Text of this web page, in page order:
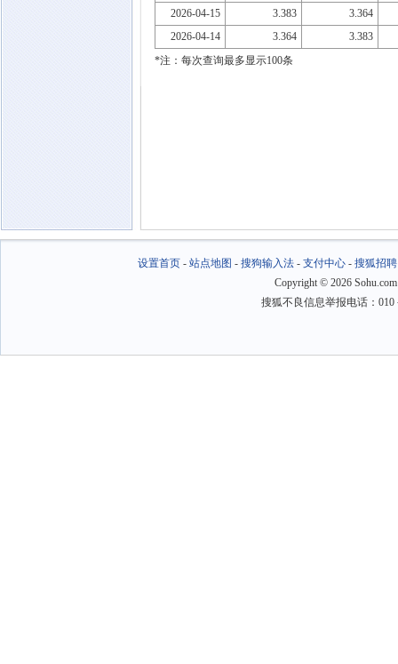
2026-04-15
3.383
3.364
2026-04-14
3.364
3.383
*注：每次查询最多显示100条
设置首页- 站点地图 - 搜狗输入法- 支付中心- 搜狐招聘
Copyright © 2026
搜狐不良信息举报电话：010